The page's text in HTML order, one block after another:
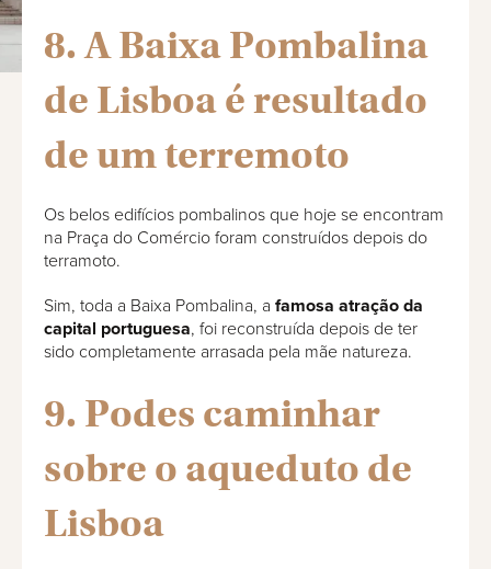
8. A Baixa Pombalina
de Lisboa é resultado
de um terremoto
Os belos edifícios pombalinos que hoje se encontram
na Praça do Comércio foram construídos depois do
terramoto.
Sim, toda a Baixa Pombalina, a famosa atração da
capital portuguesa, foi reconstruída depois de ter
sido completamente arrasada pela mãe natureza.
9. Podes caminhar
sobre o aqueduto de
Lisboa